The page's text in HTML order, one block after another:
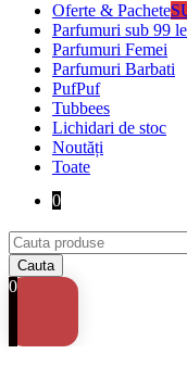
Oferte & Pachete
Parfumuri sub 99
Parfumuri Femei
Parfumuri Barbati
PufPuf
Tubbees
Lichidari de stoc
Noutăți
Toate
0
0